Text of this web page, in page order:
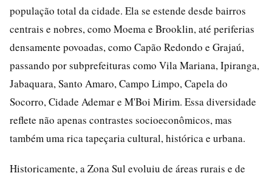
população total da cidade. Ela se estende desde bairros
centrais e nobres, como Moema e Brooklin, até periferias
densamente povoadas, como Capão Redondo e Grajaú,
passando por subprefeituras como Vila Mariana, Ipiranga,
Jabaquara, Santo Amaro, Campo Limpo, Capela do
Socorro, Cidade Ademar e M'Boi Mirim. Essa diversidade
reflete não apenas contrastes socioeconômicos, mas
também uma rica tapeçaria cultural, histórica e urbana.
Historicamente, a Zona Sul evoluiu de áreas rurais e de